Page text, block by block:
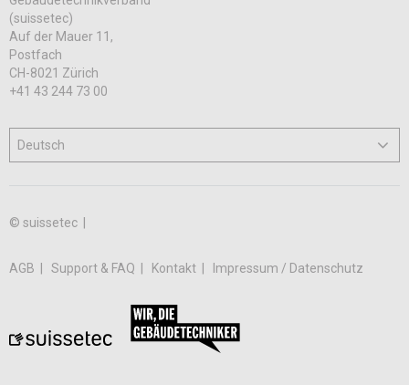
(suissetec)
Auf der Mauer 11,
Postfach
CH-8021 Zürich
+41 43 244 73 00
© suissetec |
AGB Support & FAQ Kontakt Impressum / Datenschutz